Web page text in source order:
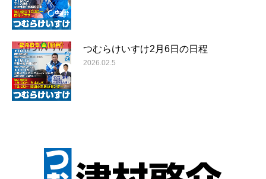
つむらけいすけ2月6日の日程
2026.02.5